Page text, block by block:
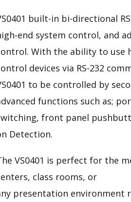
built-in bi-directional
end system control, and
With the ability to use
devices via RS-232
to be controlled by
functions such as;
front panel
Detection.
VS0401 is perfect for the
class rooms, or
presentation environment